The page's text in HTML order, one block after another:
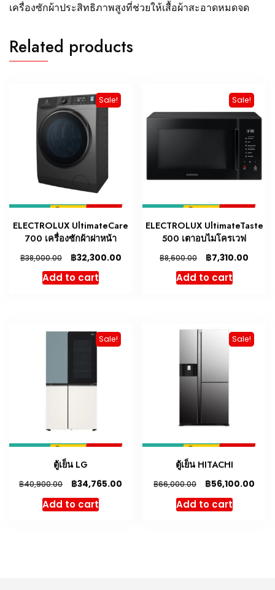
เครื่องซักผ้าประสิทธิภาพสูงที่ช่วยให้เสื้อผ้าสะอาดหมดจด
Related products
Sale!
ELECTROLUX UltimateCare
700 เครื่องซักผ้าฝาหน้า
฿38,000.00 ฿32,300.00
Add to cart
Sale!
ELECTROLUX UltimateTaste
500 เตาอบไมโครเวฟ
฿8,600.00 ฿7,310.00
Add to cart
Sale!
ตู้เย็น LG
฿40,900.00 ฿34,765.00
Add to cart
Sale!
ตู้เย็น HITACHI
฿66,000.00 ฿56,100.00
Add to cart